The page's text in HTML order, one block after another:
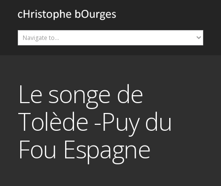
Le songe de
Tolède -Puy du
Fou Espagne